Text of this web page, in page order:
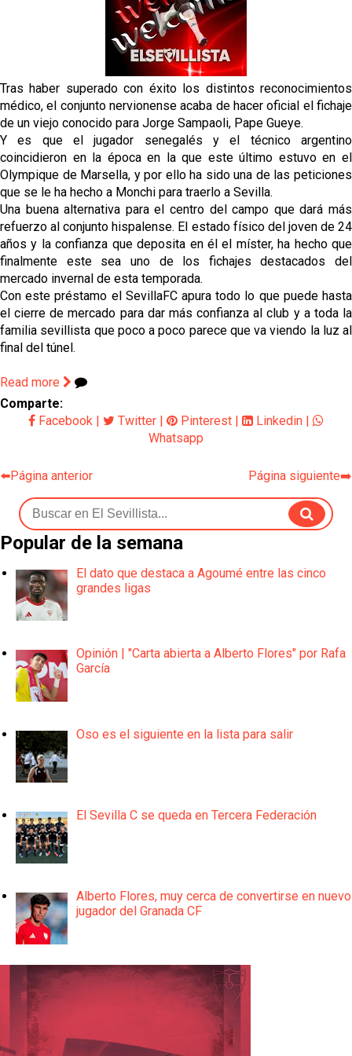
Opinión | "Carta abierta a Alberto Flores" por Rafa
El Sevilla oficializa el traspaso de Sow
Miguel Sierra: La temporada pasada se vio
reflejado que podemos tirar para delante y
trabajamos con ilusión
Diomande ya es madridista mientras Rodri agita el
mercado
Tras haber superado con éxito los distintos reconocimientos
médico, el conjunto nervionense acaba de hacer oficial el fichaje
de un viejo conocido para Jorge Sampaoli, Pape Gueye.
Y es que el jugador senegalés y el técnico argentino
coincidieron en la época en la que este último estuvo en el
Olympique de Marsella, y por ello ha sido una de las peticiones
que se le ha hecho a Monchi para traerlo a Sevilla.
Una buena alternativa para el centro del campo que dará más
refuerzo al conjunto hispalense. El estado físico del joven de 24
años y la confianza que deposita en él el míster, ha hecho que
finalmente este sea uno de los fichajes destacados del
mercado invernal de esta temporada.
Con este préstamo el SevillaFC apura todo lo que puede hasta
el cierre de mercado para dar más confianza al club y a toda la
familia sevillista que poco a poco parece que va viendo la luz al
final del túnel.
Read more
Comparte:
Facebook
Twitter Pinterest Linkedin
Whatsapp
⬅️Página anterior Página siguiente➡️
Popular de la semana
El dato que destaca a Agoumé entre las cinco
grandes ligas
Opinión | "Carta abierta a Alberto Flores" por Rafa
García
Oso es el siguiente en la lista para salir
El Sevilla C se queda en Tercera Federación
Alberto Flores, muy cerca de convertirse en nuevo
jugador del Granada CF